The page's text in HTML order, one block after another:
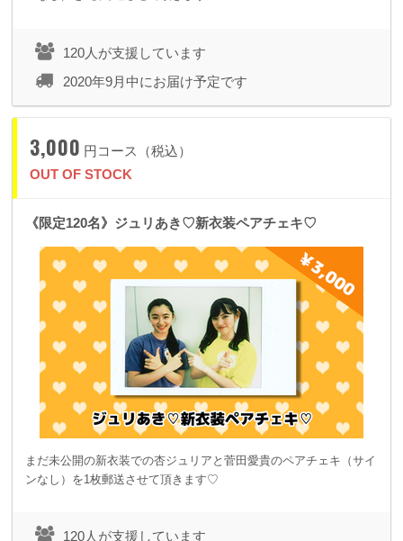
120人が支援しています
2020年9月中にお届け予定です
3,000 円コース（税込）
OUT OF STOCK
《限定120名》ジュリあき♡新衣装ペアチェキ♡
まだ未公開の新衣装での杏ジュリアと菅田愛貴のペアチェキ（サイ
ンなし）を1枚郵送させて頂きます♡
120人が支援しています